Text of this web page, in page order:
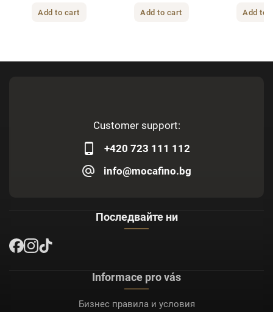
Add to cart Add to cart Add to
Customer support:
+420 723 111 112
info@mocafino.bg
Последвайте ни
Informace pro vás
Бизнес правила и условия